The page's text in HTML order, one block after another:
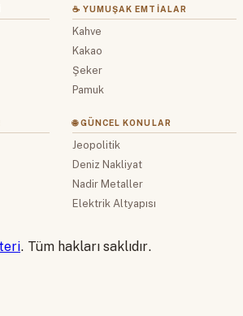
☕ YUMUŞAK EMTIALAR
Kahve
Kakao
Şeker
Pamuk
🌐 GÜNCEL KONULAR
Jeopolitik
Deniz Nakliyat
Nadir Metaller
Elektrik Altyapısı
. Tüm hakları saklıdır.